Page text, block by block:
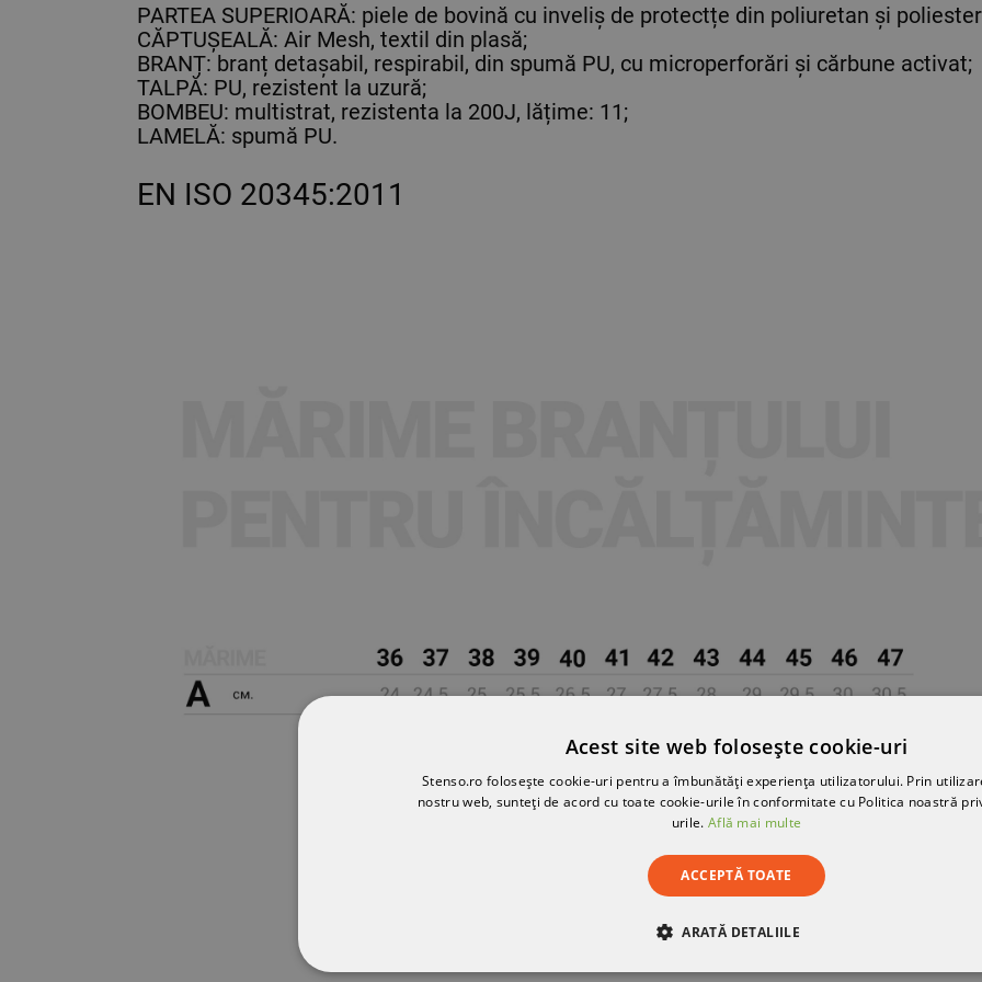
PARTEA SUPERIOARĂ: piele de bovină cu inveliș de protectțe din poliuretan și
CĂPTUȘEALĂ: Air Mesh, textil din plasă;
BRANȚ: branț detașabil, respirabil, din spumă PU, cu microperforări și cărbune activat;
TALPĂ: PU, rezistent la uzură;
BOMBEU: multistrat, rezistenta la 200J, lățime: 11;
LAMELĂ: spumă PU.
EN ISO 20345:2011
Acest site web folosește cookie-uri
Stenso.ro folosește cookie-uri pentru a îmbunătăți experiența utilizatorului. Prin
nostru web, sunteți de acord cu toate cookie-urile în conformitate cu Politica noastră
urile. Află mai multe
ACCEPTĂ TOATE
ARATĂ DETALIILE